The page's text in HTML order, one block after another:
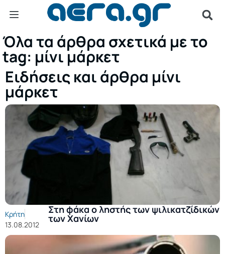
Όλα τα άρθρα σχετικά με το
tag: μίνι μάρκετ
Ειδήσεις και άρθρα μίνι
μάρκετ
Κρήτη
13.08.2012
Στη φάκα ο ληστής των ψιλικατζίδικών
των Χανίων